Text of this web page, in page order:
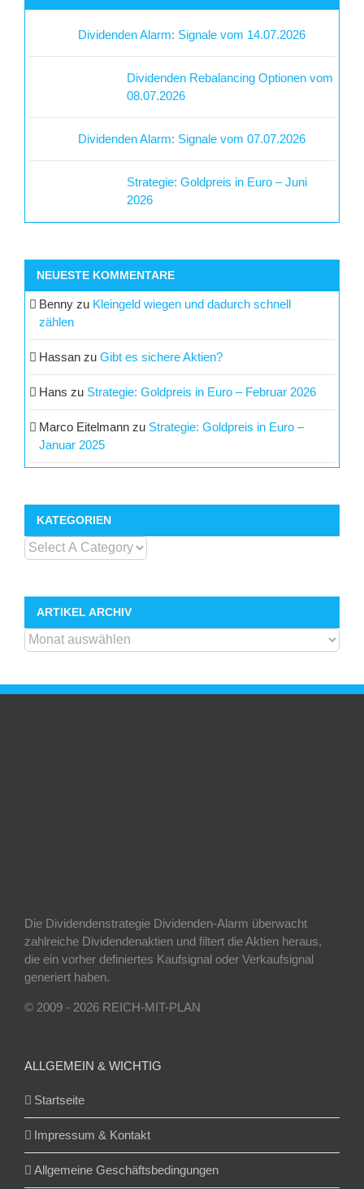
Dividenden Alarm: Signale vom 14.07.2026
Dividenden Rebalancing Optionen vom
08.07.2026
Dividenden Alarm: Signale vom 07.07.2026
Strategie: Goldpreis in Euro – Juni
2026
NEUESTE KOMMENTARE
Benny zu Kleingeld wiegen und dadurch schnell
zählen
Hassan zu Gibt es sichere Aktien?
Hans zu Strategie: Goldpreis in Euro – Februar 2026
Marco Eitelmann zu Strategie: Goldpreis in Euro –
Januar 2025
KATEGORIEN
ARTIKEL ARCHIV
ARTIKEL
ARCHIV
Die Dividendenstrategie Dividenden-Alarm überwacht
zahlreiche Dividendenaktien und filtert die Aktien heraus,
die ein vorher definiertes Kaufsignal oder Verkaufsignal
generiert haben.
© 2009 - 2026 REICH-MIT-PLAN
ALLGEMEIN & WICHTIG
Startseite
Impressum & Kontakt
Allgemeine Geschäftsbedingungen